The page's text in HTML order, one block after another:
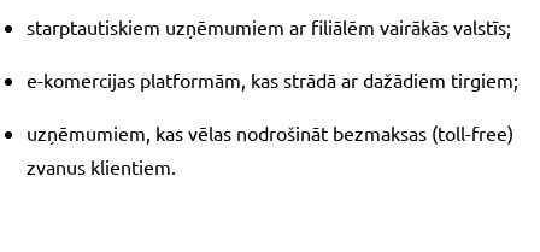
starptautiskiem uzņēmumiem ar filiālēm vairākās valstīs;
e-komercijas platformām, kas strādā ar dažādiem tirgiem;
uzņēmumiem, kas vēlas nodrošināt bezmaksas (toll-free)
zvanus klientiem.